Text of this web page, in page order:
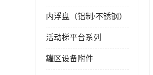
内浮盘（铝制/不锈钢）
活动梯平台系列
罐区设备附件